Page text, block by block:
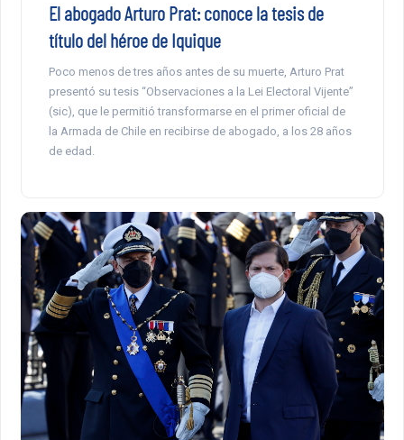
El abogado Arturo Prat: conoce la tesis de
título del héroe de Iquique
Poco menos de tres años antes de su muerte, Arturo Prat
presentó su tesis “Observaciones a la Lei Electoral Vijente”
(sic), que le permitió transformarse en el primer oficial de
la Armada de Chile en recibirse de abogado, a los 28 años
de edad.